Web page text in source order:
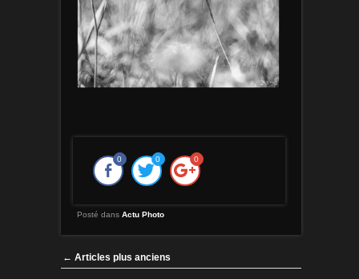
0 0 0
Posté dans Actu Photo
Post navigation
← Articles plus anciens